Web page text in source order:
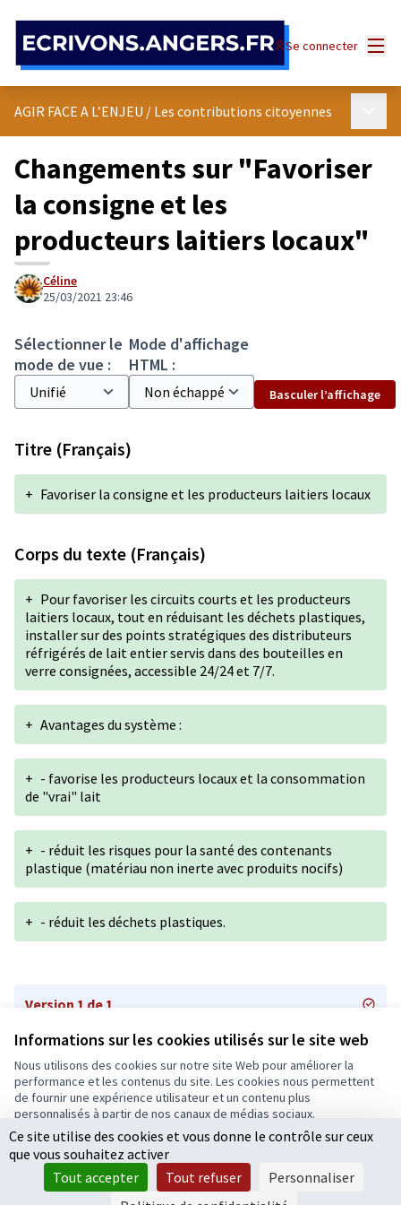
Informations sur les cookies utilisés sur le site web
Nous utilisons des cookies sur notre site Web pour améliorer la
performance et les contenus du site. Les cookies nous permettent
de fournir une expérience utilisateur et un contenu plus
personnalisés à partir de nos canaux de médias sociaux.
Tout accepter
Accepter seulement les cookies essentiels
Paramètres
Se connecter
AGIR FACE A L’ENJEU / Les contributions citoyennes
Changements sur "Favoriser
la consigne et les
producteurs laitiers locaux"
Céline
25/03/2021 23:46
Sélectionner le
mode de vue :
Mode d'affichage
HTML :
Basculer l’affichage
Titre (Français)
+ Favoriser la consigne et les producteurs laitiers locaux
Corps du texte (Français)
+ Pour favoriser les circuits courts et les producteurs
laitiers locaux, tout en réduisant les déchets plastiques,
installer sur des points stratégiques des distributeurs
réfrigérés de lait entier servis dans des bouteilles en
verre consignées, accessible 24/24 et 7/7.
+ Avantages du système :
+ - favorise les producteurs locaux et la consommation
de "vrai" lait
+ - réduit les risques pour la santé des contenants
plastique (matériau non inerte avec produits nocifs)
+ - réduit les déchets plastiques.
Version 1 de 1
Conditions d'utilisation
Paramètres des cookies
Ecrivons Angers sur X
(Lien externe)
Ecrivons Angers sur Facebook
(Lien externe)
Licence
(Lien
Ce site utilise des cookies et vous donne le contrôle sur ceux
que vous souhaitez activer
Tout accepter
Tout refuser
Personnaliser